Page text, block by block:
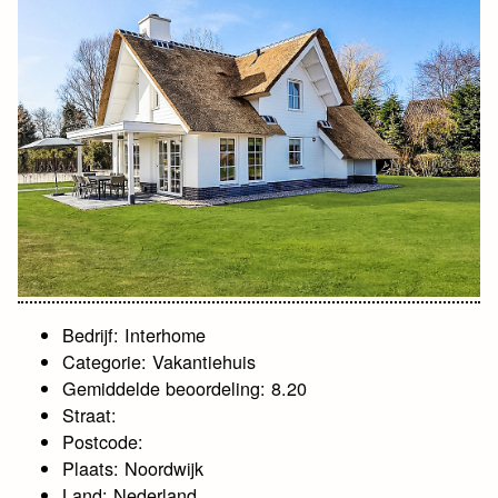
Bedrijf: Interhome
Categorie: Vakantiehuis
Gemiddelde beoordeling: 8.20
Straat:
Postcode:
Plaats: Noordwijk